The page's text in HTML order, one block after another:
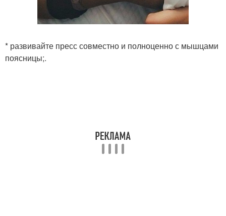
* развивайте пресс совместно и полноценно с мышцами
поясницы;.